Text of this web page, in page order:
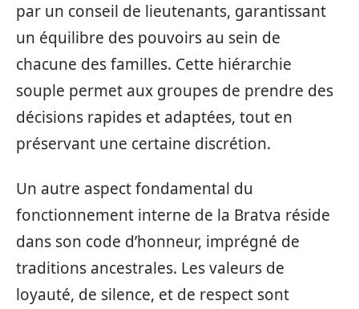
par un conseil de lieutenants, garantissant
un équilibre des pouvoirs au sein de
chacune des familles. Cette hiérarchie
souple permet aux groupes de prendre des
décisions rapides et adaptées, tout en
préservant une certaine discrétion.
Un autre aspect fondamental du
fonctionnement interne de la Bratva réside
dans son code d’honneur, imprégné de
traditions ancestrales. Les valeurs de
loyauté, de silence, et de respect sont